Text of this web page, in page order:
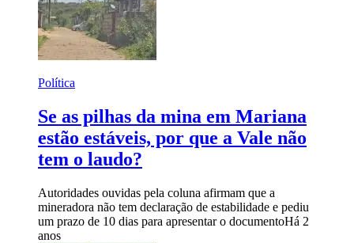
Política
Se as pilhas da mina em Mariana
estão estáveis, por que a Vale não
tem o laudo?
Autoridades ouvidas pela coluna afirmam que a
mineradora não tem declaração de estabilidade e pediu
um prazo de 10 dias para apresentar o documentoHá 2
anos